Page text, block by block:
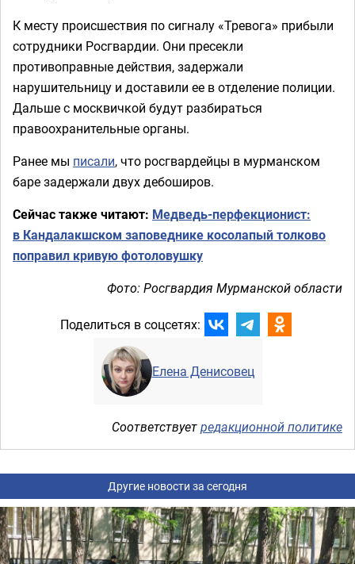
К месту происшествия по сигналу «Тревога» прибыли
сотрудники Росгвардии. Они пресекли
противоправные действия, задержали
нарушительницу и доставили ее в отделение полиции.
Дальше с москвичкой будут разбираться
правоохранительные органы.
Ранее мы писали, что росгвардейцы в мурманском
баре задержали двух дебоширов.
Сейчас также читают: Медведь-перфекционист:
в Кандалакшском заповеднике косолапый толково
поправил кривую фотоловушку
Фото: Росгвардия Мурманской области
Поделиться в соцсетях:
Елена Денисовец
Соответствуетредакционной политике
Другие новости за сегодня